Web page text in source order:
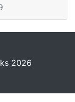
2026